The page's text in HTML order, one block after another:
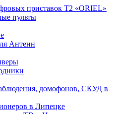
приставок Т2 «ORIEL»
пульты
Антенн
домофонов, СКУД в
в Липецке